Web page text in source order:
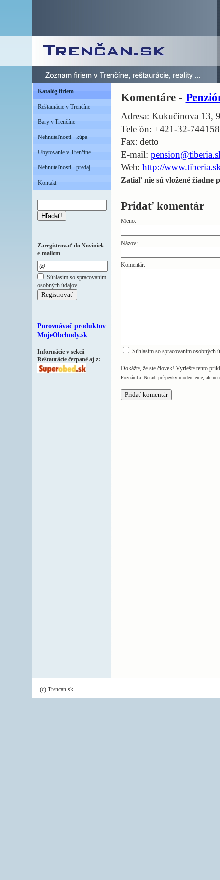
Katalóg firiem
Reštaurácie v Trenčíne
Bary v Trenčíne
Nehnuteľnosti - kúpa
Ubytovanie v Trenčíne
Nehnuteľnosti - predaj
Kontakt
Hľadať!
Zaregistrovať do Noviniek
e-mailom
Súhlasím so spracovaním
osobných údajov
Porovnávač produktov
MojeObchody.sk
Informácie v sekcii
Reštaurácie čerpané aj z:
Komentáre -
Adresa: Kukučínova 13,
Telefón: +421-32-
Fax: detto
E-mail:
Web: http://
Zatiaľ nie sú vložené žiadne
Pridať komentár
Meno:
Názov:
Komentár:
Súhlasím so spracovaním osobných
Dokážte, že ste človek! Vyriešte tento
Poznámka: Neradi príspevky moderujeme, ale
(c) Trencan.sk